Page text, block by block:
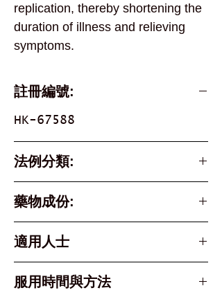
replication, thereby shortening the
duration of illness and relieving
symptoms.
註冊編號:
HK-67588
法例分類:
Schedule 3 Poison
藥物成份:
適用人士
the following
服用時間與方法